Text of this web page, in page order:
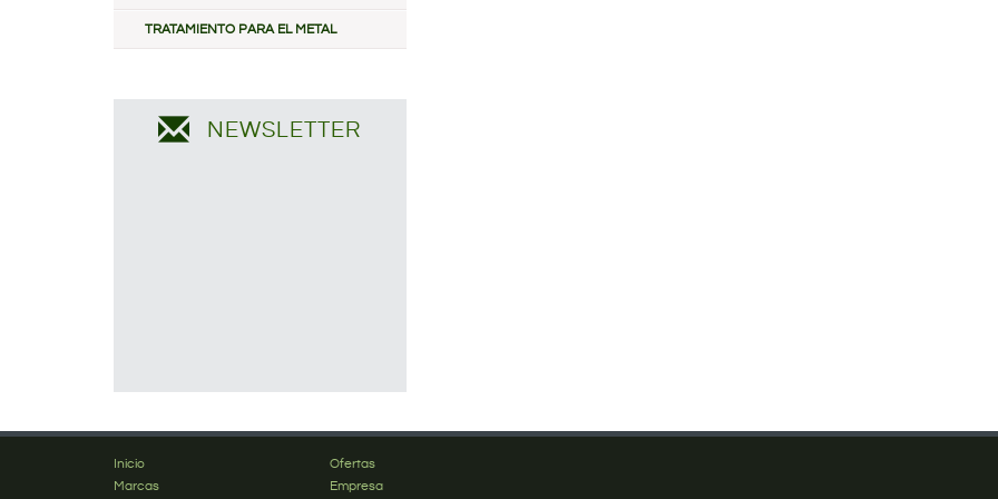
TRATAMIENTO PARA EL METAL
NEWSLETTER
Inicio
Ofertas
Marcas
Empresa